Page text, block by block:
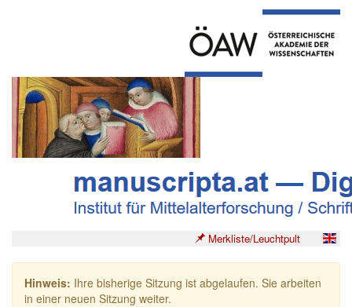
Merkliste/Leuchtpult
Hinweis: Ihre bisherige Sitzung ist abgelaufen. Sie arbeiten
in einer neuen Sitzung weiter.